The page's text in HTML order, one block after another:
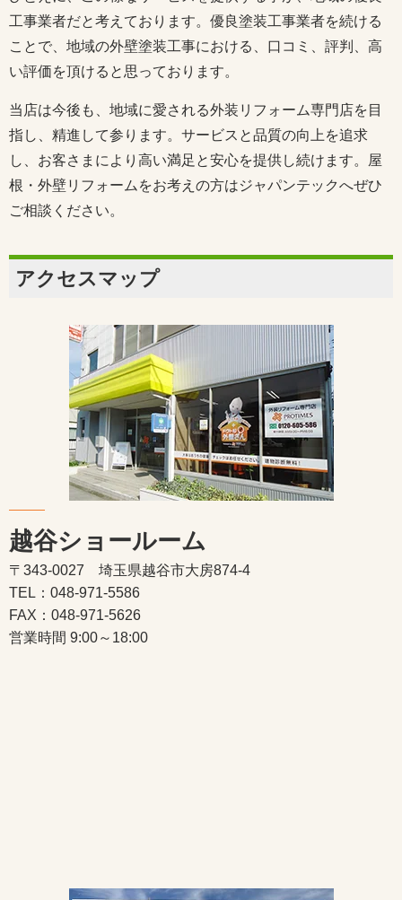
工事業者だと考えております。優良塗装工事業者を続ける
ことで、地域の外壁塗装工事における、口コミ、評判、高
い評価を頂けると思っております。
当店は今後も、地域に愛される外装リフォーム専門店を目
指し、精進して参ります。サービスと品質の向上を追求
し、お客さまにより高い満足と安心を提供し続けます。屋
根・外壁リフォームをお考えの方はジャパンテックへぜひ
ご相談ください。
アクセスマップ
越谷ショールーム
〒343-0027 埼玉県越谷市大房874-4
TEL：048-971-5586
FAX：048-971-5626
営業時間 9:00～18:00